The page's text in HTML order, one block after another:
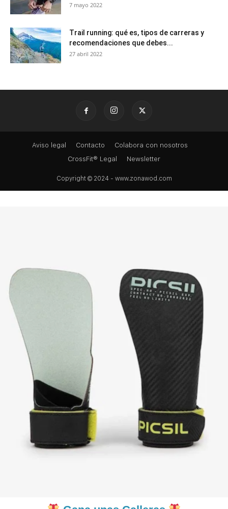
7 mayo 2022
Trail running: qué es, tipos de carreras y
recomendaciones que debes...
27 abril 2022
Aviso legal Contacto
Colabora con nosotros
CrossFit® Legal
Newsletter
Copyright © 2024 - www.zonawod.com